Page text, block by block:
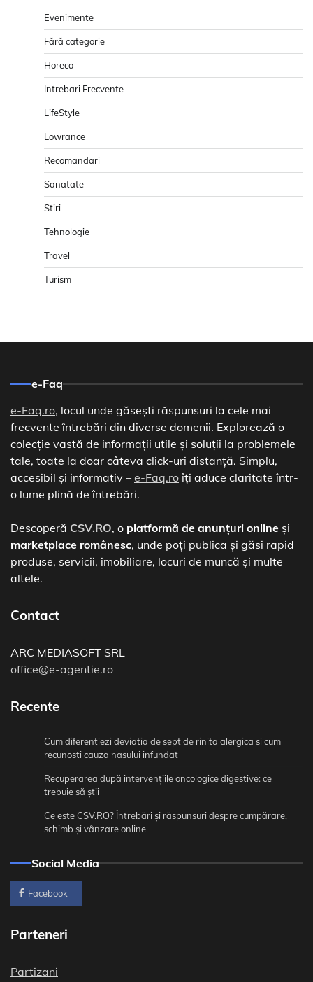
Evenimente
Fără categorie
Horeca
Intrebari Frecvente
LifeStyle
Lowrance
Recomandari
Sanatate
Stiri
Tehnologie
Travel
Turism
e-Faq
e-Faq.ro, locul unde găsești răspunsuri la cele mai
frecvente întrebări din diverse domenii. Explorează o
colecție vastă de informații utile și soluții la problemele
tale, toate la doar câteva click-uri distanță. Simplu,
accesibil și informativ – e-Faq.roîți aduce claritate într-
o lume plină de întrebări.
Descoperă CSV.RO, o platformă de anunțuri online și
marketplace românesc, unde poți publica și găsi rapid
produse, servicii, imobiliare, locuri de muncă și multe
altele.
Contact
ARC MEDIASOFT SRL
office@e-agentie.ro
Recente
Cum diferentiezi deviatia de sept de rinita alergica si cum
recunosti cauza nasului infundat
Recuperarea după intervențiile oncologice digestive: ce
trebuie să știi
Ce este CSV.RO? Întrebări și răspunsuri despre cumpărare,
schimb și vânzare online
Social Media
Facebook
Parteneri
Partizani